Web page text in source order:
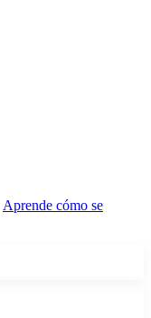
Aprende cómo se